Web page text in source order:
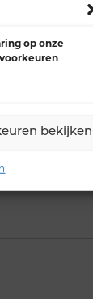
op onze
bekijken